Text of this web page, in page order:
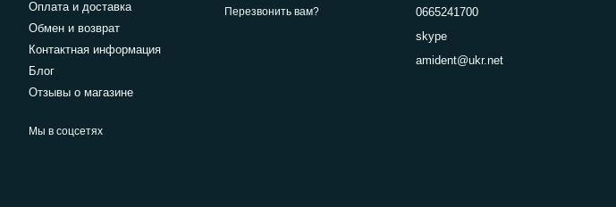
Оплата и доставка
Обмен и возврат
Контактная информация
Блог
Отзывы о магазине
Мы в соцсетях
Перезвонить вам?
0665241700
skype
amident@ukr.net